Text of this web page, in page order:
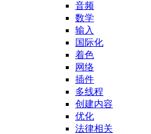
音频
数学
输入
国际化
着色
网络
插件
多线程
创建内容
优化
法律相关